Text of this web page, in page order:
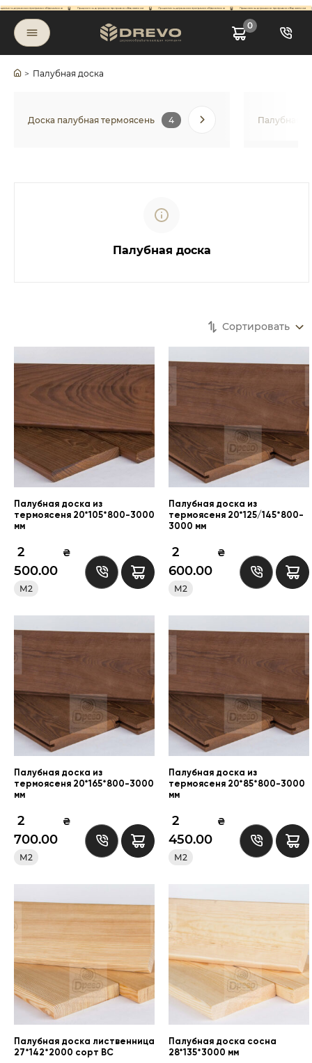
0
> Палубная доска
Доска палубная термоясень 4 Палубная
Палубная доска
Сортировать
Палубная доска из
термоясеня 20*105*800-3000
мм
₴
2
500.00
М2
Палубная доска из
термоясеня 20*125/145*800-
3000 мм
₴
2
600.00
М2
Палубная доска из
термоясеня 20*165*800-3000
мм
₴
2
700.00
М2
Палубная доска из
термоясеня 20*85*800-3000
мм
₴
2
450.00
М2
Палубная доска лиственница
27*142*2000 сорт ВС
Палубная доска сосна
28*135*3000 мм